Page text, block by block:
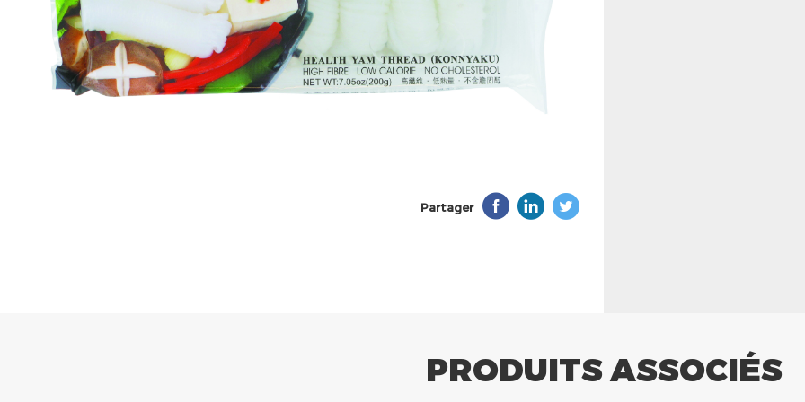
Partager
PRODUITS ASSOCIÉS